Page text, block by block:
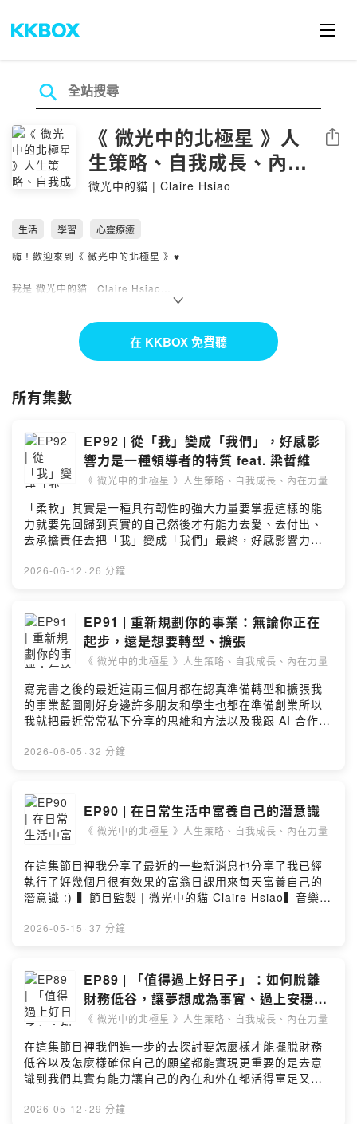
《 微光中的北極星 》人
生策略、自我成長、內在
力量
微光中的貓 | Claire Hsiao
分享
生活 學習
心靈療癒
嗨！歡迎來到《 微光中的北極星 》♥️
我是 微光中的貓 | Claire Hsiao
我是一名 NGH 催眠發證講師，個案經驗破千
致力於「非侵入式」的內在力量教育
從 2012 年至今，專注於催眠療癒
深深體會到所有的個案都是我的老師
而我想將潛意識裡的內在智慧傳遞給更多人
因為...我非常確信，你絕對比想像中更強大！
「人生策略、自我成長、內在力量」的節目
當你找到自己心中的那顆北極星
以及更能夠活出創造型人生
就來收聽《 微光中的北極星 》吧！
記住，你值得被愛且富裕 :)
點擊下方連結，註冊進入微光貓宇宙！
► 訂閱【 微光貓宇宙】電子報，獲取更多資源：
https://muiqueen.ck.page/48d0f287b0
► 聽聽我在其他 Podcast 節目裡的訪談內容：
► 訂閱微光貓在社群上的最新消息：
https://beacons.ai/muiqueen
❊ 追蹤微光中的貓：
https://www.instagram.com/muiqueen/
https://www.youtube.com/channel/UCznsYA4L7_MKI599LbrC2Pw
► 網站：
ClaireHsiao.com
► 感謝小額贊助「微光中的北極星」：
https://pay.firstory.me/user/clairehsiao
https://open.firstory.me/user/borderlesskingdom/
在 KKBOX 免費聽
所有集數
EP92 | 從「我」變成「我們」，好感影
響力是一種領導者的特質 feat. 梁哲維
《 微光中的北極星 》人生策略、自我成長、內在力量
「柔軟」其實是一種具有韌性的強大力量要掌握這樣的能
力就要先回歸到真實的自己然後才有能力去愛、去付出、
去承擔責任去把「我」變成「我們」最終，好感影響力養
影響力」的作者梁哲維來跟我們分享要如何養成屬於自己
https://www.books.com.tw/products/0011050321誠
品：
https://www.eslite.com/product/10012010302683131
454003⭐️ 哲維著作《 高能量溝通 》博客來：
https://reurl.cc/knnayL誠品：
https://reurl.cc/Z44yNM⭐️ Facebook ( 梁哲維
)https://www.facebook.com/s210428⭐️ Instagram (
@s210428 )https://www.instagram.com/s210428⭐️
Youtube ( 哲維說書 )https://youtube.com/@s210428⭐️
動通列表 ( OHMYBOOK｜哲維說書
)https://www.accupass.com/organizer/detail/2303300
534506892729140-▍節目監製 | 微光中的貓 Claire
Hsiao▍音樂來源 | MotionElements▍提問或合作，請來
信 | podcast@clairehsiao.com-► 訂閱【 微光貓宇宙電
子報 】獲取更多資源：
https://muiqueen.ck.page/48d0f287b0理性與感性兼具
的【 微光貓宇宙電子報 】✨談的是人生策略、自我成長、
內在力量以及如何在日常生活和個人議題上活用潛意識的
力量-► 免費索取「如何為自己的人生重新定向」語音課
在其他 Podcast 節目裡的訪談內容：
https://linktr.ee/muiqueen-► 訂閱微光貓在社群上的最
新消息：https://beacons.ai/muiqueen-❊ 追蹤微光中的
貓：► Instagram：
https://www.threads.net/@muiqueen► YouTube：
https://www.youtube.com/channel/UCznsYA4L7_MKI5
99LbrC2Pw► 網站：ClaireHsiao.com► 感謝小額贊助
https://open.firstory.me/join/clairehsiao► 進一步瞭解
2026-06-12 · 26 分鐘
EP91 | 重新規劃你的事業：無論你正在
起步，還是想要轉型、擴張
《 微光中的北極星 》人生策略、自我成長、內在力量
寫完書之後的最近這兩三個月都在認真準備轉型和擴張我
的事業藍圖剛好身邊許多朋友和學生也都在準備創業所以
我就把最近常常私下分享的思維和方法以及我跟 AI 合作的
Hsiao▍音樂來源 | MotionElements▍提問或合作，請來
https://muiqueen.ck.page/48d0f287b0理性與感性兼具
的【 微光貓宇宙電子報 】✨談的是人生策略、自我成長、
內在力量以及如何在日常生活和個人議題上活用潛意識的
程：https://muiqueen.ck.page/c75085ae0f-► 聽聽我
在其他 Podcast 節目裡的訪談內容：
https://linktr.ee/muiqueen-► 訂閱微光貓在社群上的最
貓：► Instagram：
https://www.youtube.com/channel/UCznsYA4L7_MKI5
99LbrC2Pw► 網站：ClaireHsiao.com► 感謝小額贊助
「微光中的北極星」：
https://open.firstory.me/join/clairehsiao► 進一步瞭解
NGH 專業催眠師國際證照課程：
https://www.ClaireHsiao.comPowered by Firstory
Hosting
2026-06-05 · 32 分鐘
EP90 | 在日常生活中富養自己的潛意識
《 微光中的北極星 》人生策略、自我成長、內在力量
在這集節目裡我分享了最近的一些新消息也分享了我已經
執行了好幾個月很有效果的富翁日課用來每天富養自己的
潛意識 :)-▍節目監製 | 微光中的貓 Claire Hsiao▍音樂來
podcast@clairehsiao.com-► 訂閱【 微光貓宇宙電子報
的【 微光貓宇宙電子報 】✨談的是人生策略、自我成長、
內在力量以及如何在日常生活和個人議題上活用潛意識的
力量-► 免費索取「如何為自己的人生重新定向」語音課
程：https://muiqueen.ck.page/c75085ae0f-► 聽聽我
在其他 Podcast 節目裡的訪談內容：
https://linktr.ee/muiqueen-► 訂閱微光貓在社群上的最
新消息：https://beacons.ai/muiqueen-❊ 追蹤微光中的
貓：► Instagram：
https://www.instagram.com/muiqueen/► Threads：
2026-05-15 · 37 分鐘
EP89 | 「值得過上好日子」：如何脫離
財務低谷，讓夢想成為事實、過上安穩又
富足的理想生活 feat. 珊迪兔
《 微光中的北極星 》人生策略、自我成長、內在力量
在這集節目裡我們進一步的去探討要怎麼樣才能擺脫財務
低谷以及怎麼樣確保自己的願望都能實現更重要的是去意
識到我們其實有能力讓自己的內在和外在都活得富足又安
Podcast《 精算媽咪的家計簿 》主持人她深耕小資家庭財
2026-05-12 · 29 分鐘